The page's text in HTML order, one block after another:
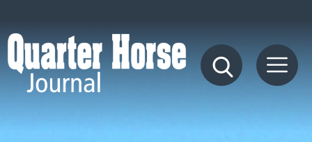
Quarter
Horse